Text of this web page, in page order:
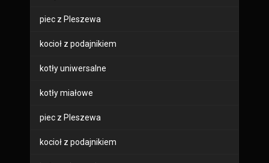
piec z Pleszewa
kocioł z podajnikiem
kotły uniwersalne
kotły miałowe
piec z Pleszewa
kocioł z podajnikiem